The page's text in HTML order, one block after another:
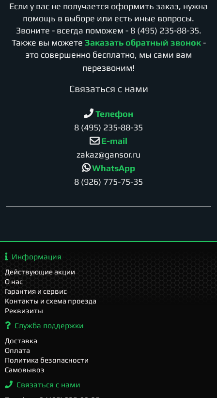
Если у вас не получается оформить заказ, нужна
помощь в выборе или есть иные вопросы.
Звоните - всегда поможем - 8 (495) 235-88-35.
Также вы можете Заказать обратный звонок -
это совершенно бесплатно, мы сами вам
перезвоним!
Cвязаться с нами
Телефон
8 (495) 235-88-35
E-mail
zakaz@gansor.ru
WhatsApp
8 (926) 775-75-35
Информация
Действующие акции
О нас
Гарантия и сервис
Контакты и схема проезда
Реквизиты
Служба поддержки
Доставка
Оплата
Политика безопасности
Самовывоз
Связаться с нами